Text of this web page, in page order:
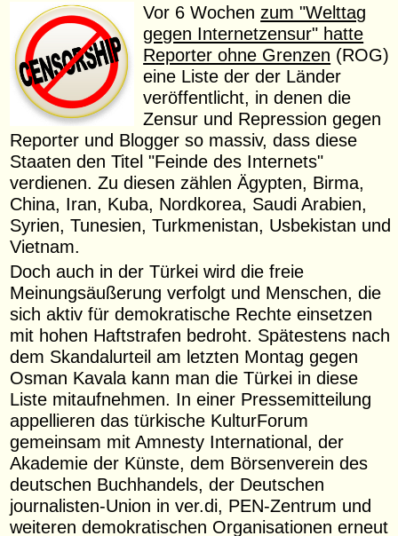
Vor 6 Wochen zum "Welttag
gegen Internetzensur" hatte
Reporter ohne Grenzen (ROG)
eine Liste der der Länder
veröffentlicht, in denen die
Zensur und Repression gegen
Reporter und Blogger so massiv, dass diese
Staaten den Titel "Feinde des Internets"
verdienen. Zu diesen zählen Ägypten, Birma,
China, Iran, Kuba, Nordkorea, Saudi Arabien,
Syrien, Tunesien, Turkmenistan, Usbekistan und
Vietnam.
Doch auch in der Türkei wird die freie
Meinungsäußerung verfolgt und Menschen, die
sich aktiv für demokratische Rechte einsetzen
mit hohen Haftstrafen bedroht. Spätestens nach
dem Skandalurteil am letzten Montag gegen
Osman Kavala kann man die Türkei in diese
Liste mitaufnehmen. In einer Pressemitteilung
appellieren das türkische KulturForum
gemeinsam mit Amnesty International, der
Akademie der Künste, dem Börsenverein des
deutschen Buchhandels, der Deutschen
journalisten-Union in ver.di, PEN-Zentrum und
weiteren demokratischen Organisationen erneut